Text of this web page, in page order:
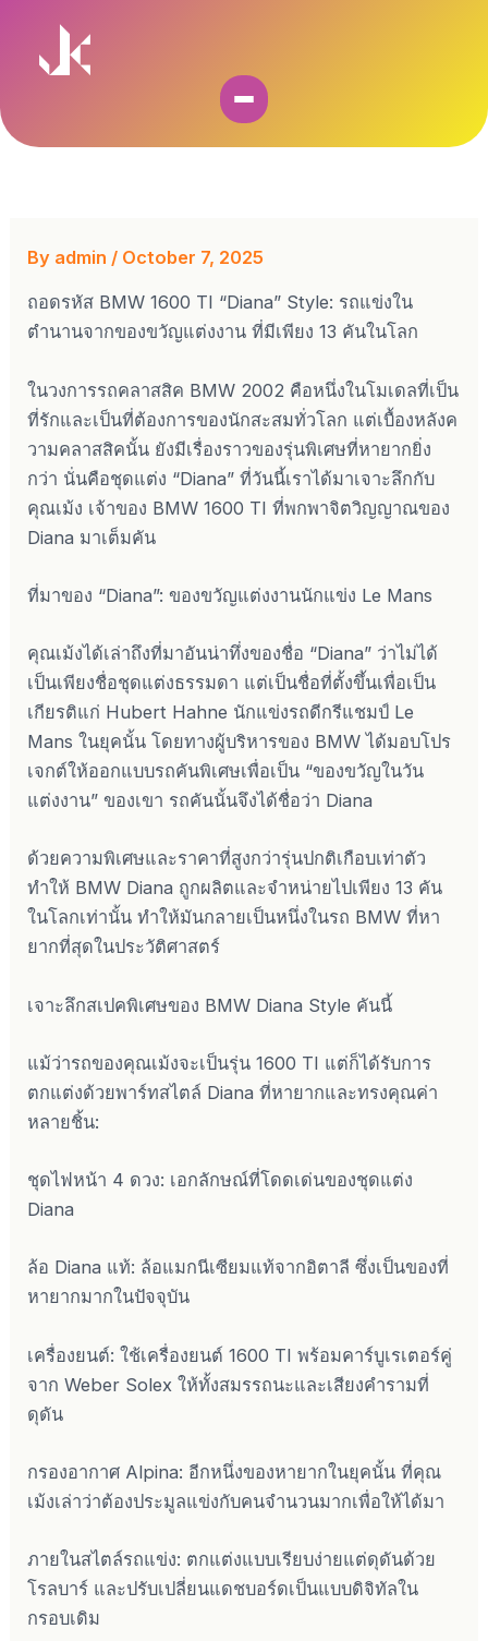
content
By admin / October 7, 2025
ถอดรหัส BMW 1600 TI “Diana” Style: รถแข่งใน
ตำนานจากของขวัญแต่งงาน ที่มีเพียง 13 คันในโลก
ในวงการรถคลาสสิค BMW 2002 คือหนึ่งในโมเดลที่เป็น
ที่รักและเป็นที่ต้องการของนักสะสมทั่วโลก แต่เบื้องหลังค
วามคลาสสิคนั้น ยังมีเรื่องราวของรุ่นพิเศษที่หายากยิ่ง
กว่า นั่นคือชุดแต่ง “Diana” ที่วันนี้เราได้มาเจาะลึกกับ
คุณเม้ง เจ้าของ BMW 1600 TI ที่พกพาจิตวิญญาณของ
Diana มาเต็มคัน
ที่มาของ “Diana”: ของขวัญแต่งงานนักแข่ง Le Mans
คุณเม้งได้เล่าถึงที่มาอันน่าทึ่งของชื่อ “Diana” ว่าไม่ได้
เป็นเพียงชื่อชุดแต่งธรรมดา แต่เป็นชื่อที่ตั้งขึ้นเพื่อเป็น
เกียรติแก่ Hubert Hahne นักแข่งรถดีกรีแชมป์ Le
Mans ในยุคนั้น โดยทางผู้บริหารของ BMW ได้มอบโปร
เจกต์ให้ออกแบบรถคันพิเศษเพื่อเป็น “ของขวัญในวัน
แต่งงาน” ของเขา รถคันนั้นจึงได้ชื่อว่า Diana
ด้วยความพิเศษและราคาที่สูงกว่ารุ่นปกติเกือบเท่าตัว
ทำให้ BMW Diana ถูกผลิตและจำหน่ายไปเพียง 13 คัน
ในโลกเท่านั้น ทำให้มันกลายเป็นหนึ่งในรถ BMW ที่หา
ยากที่สุดในประวัติศาสตร์
เจาะลึกสเปคพิเศษของ BMW Diana Style คันนี้
แม้ว่ารถของคุณเม้งจะเป็นรุ่น 1600 TI แต่ก็ได้รับการ
ตกแต่งด้วยพาร์ทสไตล์ Diana ที่หายากและทรงคุณค่า
หลายชิ้น:
ชุดไฟหน้า 4 ดวง: เอกลักษณ์ที่โดดเด่นของชุดแต่ง
Diana
ล้อ Diana แท้: ล้อแมกนีเซียมแท้จากอิตาลี ซึ่งเป็นของที่
หายากมากในปัจจุบัน
เครื่องยนต์: ใช้เครื่องยนต์ 1600 TI พร้อมคาร์บูเรเตอร์คู่
จาก Weber Solex ให้ทั้งสมรรถนะและเสียงคำรามที่
ดุดัน
กรองอากาศ Alpina: อีกหนึ่งของหายากในยุคนั้น ที่คุณ
เม้งเล่าว่าต้องประมูลแข่งกับคนจำนวนมากเพื่อให้ได้มา
ภายในสไตล์รถแข่ง: ตกแต่งแบบเรียบง่ายแต่ดุดันด้วย
โรลบาร์ และปรับเปลี่ยนแดชบอร์ดเป็นแบบดิจิทัลใน
กรอบเดิม